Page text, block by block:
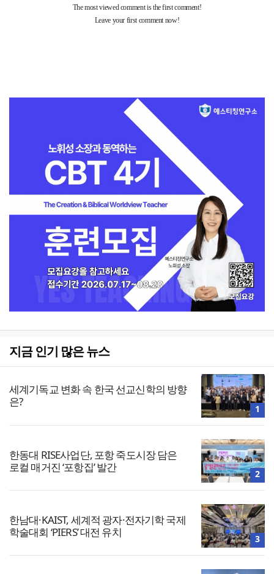
지금 인기 많은 뉴스
세계기독교 변화 속 한국 선교신학의 방향
은?
1
한동대 RISE사업단, 포항 죽도시장 담은
로컬 매거진 ‘포항집’ 발간
2
한남대·KAIST, 세계적 광자·전자기학 국제
학술대회 ‘PIERS’ 대전 유치
3